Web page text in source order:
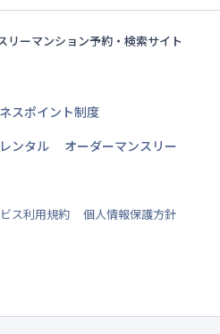
リーマンション予約・検索サイト
スポイント制度
ンタル
オーダーマンスリー
ス利用規約
個人情報保護方針